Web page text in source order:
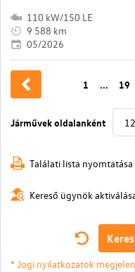
110 kW/150 LE
9 588 km
05/2026
Járművek oldalanként
1 ... 19
Találati lista nyomtatása
Kereső ügynök
* Jogi nyilatkozatok